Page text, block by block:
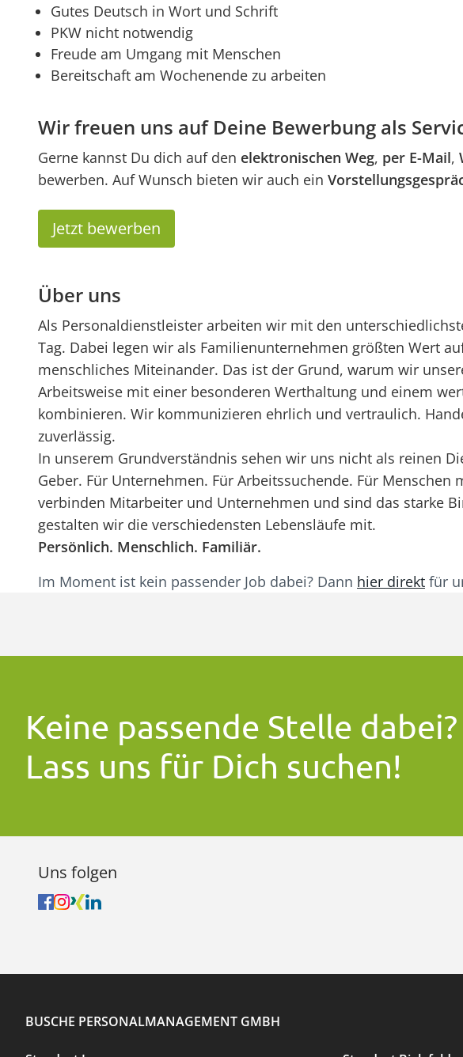
Gutes Deutsch in Wort und Schrift
PKW nicht notwendig
Freude am Umgang mit Menschen
Bereitschaft am Wochenende zu arbeiten
Wir freuen uns auf Deine Bewerbung als
Gerne kannst Du dich auf den elektronischen Weg, per E-Mail,
bewerben. Auf Wunsch bieten wir auch ein
Jetzt bewerben
Über uns
Als Personaldienstleister arbeiten wir mit den
Tag. Dabei legen wir als Familienunternehmen größten Wert
menschliches Miteinander. Das ist der Grund, warum wir
Arbeitsweise mit einer besonderen Werthaltung und einem
kombinieren. Wir kommunizieren ehrlich und vertraulich.
zuverlässig.
In unserem Grundverständnis sehen wir uns nicht als reinen
Geber. Für Unternehmen. Für Arbeitssuchende. Für Menschen
verbinden Mitarbeiter und Unternehmen und sind das starke
gestalten wir die verschiedensten Lebensläufe mit.
Persönlich. Menschlich. Familiär.
Im Moment ist kein passender Job dabei? Dann hier direkt für
Keine passende Stelle dabei?
Lass uns für Dich suchen!
Uns folgen
BUSCHE PERSONALMANAGEMENT GMBH